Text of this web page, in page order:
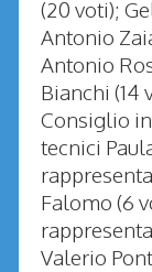
(20 voti);
Antonio
Antonio
Bianchi (14
Consiglio
tecnici
Falomo (6
Valerio